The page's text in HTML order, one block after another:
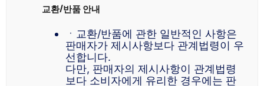
교환/반품 안내
ㆍ교환/반품에 관한 일반적인 사항은
판매자가 제시사항보다 관계법령이 우
선합니다.
다만, 판매자의 제시사항이 관계법령
보다 소비자에게 유리한 경우에는 판